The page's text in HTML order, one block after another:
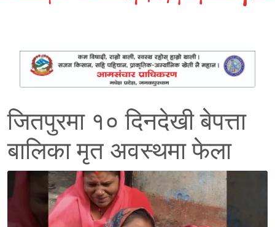
जितपुरमा १० दिनदेखी बेपत्ता
बालिका मृत अवस्थमा फेला